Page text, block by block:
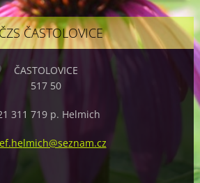
ČASTOLOVICE
ČASTOLOVICE
517 50
311 719 p. Helmich
lmich@seznam.cz